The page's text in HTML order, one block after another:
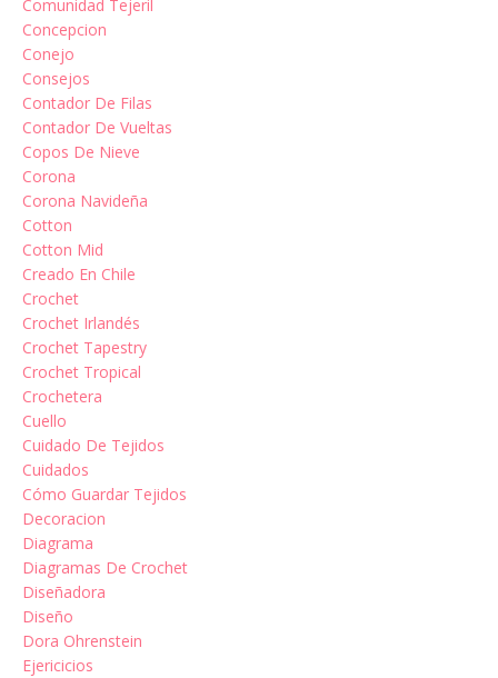
Comunidad Tejeril
Concepcion
Conejo
Consejos
Contador De Filas
Contador De Vueltas
Copos De Nieve
Corona
Corona Navideña
Cotton
Cotton Mid
Creado En Chile
Crochet
Crochet Irlandés
Crochet Tapestry
Crochet Tropical
Crochetera
Cuello
Cuidado De Tejidos
Cuidados
Cómo Guardar Tejidos
Decoracion
Diagrama
Diagramas De Crochet
Diseñadora
Diseño
Dora Ohrenstein
Ejericicios